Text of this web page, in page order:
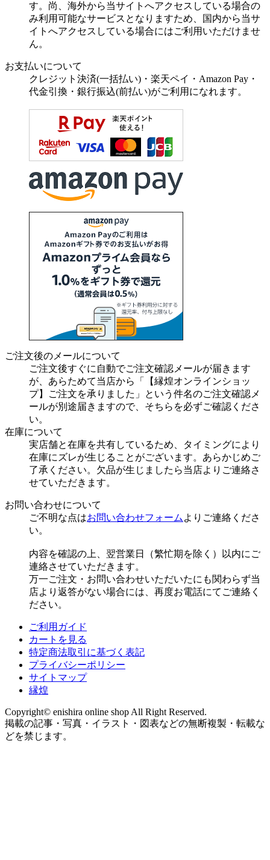
す。尚、海外から当サイトへアクセスしている場合の
み利用可能なサービスとなりますため、国内から当サ
イトへアクセスしている場合にはご利用いただけませ
ん。
お支払いについて
クレジット決済(一括払い)・楽天ペイ・Amazon Pay・
代金引換・銀行振込(前払い)がご利用になれます。
ご注文後のメールについて
ご注文後すぐに自動でご注文確認メールが届きます
が、あらためて当店から「【縁煌オンラインショッ
プ】ご注文を承りました」という件名のご注文確認メ
ールが別途届きますので、そちらを必ずご確認くださ
い。
在庫について
実店舗と在庫を共有しているため、タイミングにより
在庫にズレが生じることがございます。あらかじめご
了承ください。欠品が生じましたら当店よりご連絡さ
せていただきます。
お問い合わせについて
ご不明な点はお問い合わせフォーム よりご連絡くださ
い。
内容を確認の上、翌営業日（繁忙期を除く）以内にご
連絡させていただきます。
万一ご注文・お問い合わせいただいたにも関わらず当
店より返答がない場合には、再度お電話にてご連絡く
ださい。
ご利用ガイド
カートを見る
特定商法取引に基づく表記
プライバシーポリシー
サイトマップ
縁煌
Copyright© enishira online shop All Right Reserved.
掲載の記事・写真・イラスト・図表などの無断複製・転載な
どを禁じます。